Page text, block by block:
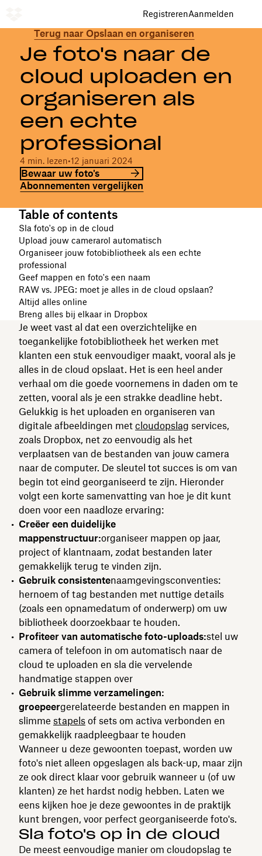
RegistrerenAanmelden
Terug naar Opslaan en organiseren
Je foto's naar de
cloud uploaden en
organiseren als
een echte
professional
4 min. lezen•12 januari 2024
Bewaar uw foto's
Abonnementen vergelijken
Table of contents
Sla foto's op in de cloud
Upload jouw camerarol automatisch
Organiseer jouw fotobibliotheek als een echte
professional
Geef mappen en foto's een naam
RAW vs. JPEG: moet je alles in de cloud opslaan?
Altijd alles online
Breng alles bij elkaar in Dropbox
Je weet vast al dat een overzichtelijke en
toegankelijke fotobibliotheek het werken met
klanten een stuk eenvoudiger maakt, vooral als je
alles in de cloud opslaat. Het is een heel ander
verhaal om die goede voornemens in daden om te
zetten, vooral als je een strakke deadline hebt.
Gelukkig is het uploaden en organiseren van
digitale afbeeldingen met cloudopslag services,
zoals Dropbox, net zo eenvoudig als het
verplaatsen van de bestanden van jouw camera
naar de computer. De sleutel tot succes is om van
begin tot eind georganiseerd te zijn. Hieronder
volgt een korte samenvatting van hoe je dit kunt
doen voor een naadloze ervaring:
Creëer een duidelijke
mappenstructuur:organiseer mappen op jaar,
project of klantnaam, zodat bestanden later
gemakkelijk terug te vinden zijn.
Gebruik consistentenaamgevingsconventies:
hernoem of tag bestanden met nuttige details
(zoals een opnamedatum of onderwerp) om uw
bibliotheek doorzoekbaar te houden.
Profiteer van automatische foto-uploads:stel uw
camera of telefoon in om automatisch naar de
cloud te uploaden en sla die vervelende
handmatige stappen over
Gebruik slimme verzamelingen:
groepeergerelateerde bestanden en mappen in
slimme stapels of sets om activa verbonden en
gemakkelijk raadpleegbaar te houden
Wanneer u deze gewoonten toepast, worden uw
foto's niet alleen opgeslagen als back-up, maar zijn
ze ook direct klaar voor gebruik wanneer u (of uw
klanten) ze het hardst nodig hebben. Laten we
eens kijken hoe je deze gewoontes in de praktijk
kunt brengen, voor perfect georganiseerde foto's.
Sla foto's op in de cloud
De meest eenvoudige manier om cloudopslag te